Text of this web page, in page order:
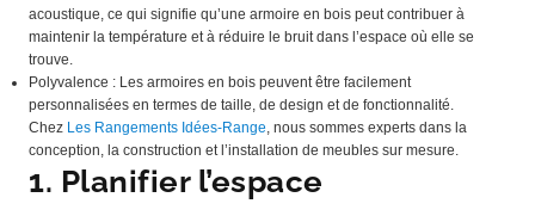
acoustique, ce qui signifie qu’une armoire en bois peut contribuer à
maintenir la température et à réduire le bruit dans l’espace où elle se
trouve.
Polyvalence : Les armoires en bois peuvent être facilement
personnalisées en termes de taille, de design et de fonctionnalité.
Chez Les Rangements Idées-Range, nous sommes experts dans la
conception, la construction et l’installation de meubles sur mesure.
1. Planifier l’espace